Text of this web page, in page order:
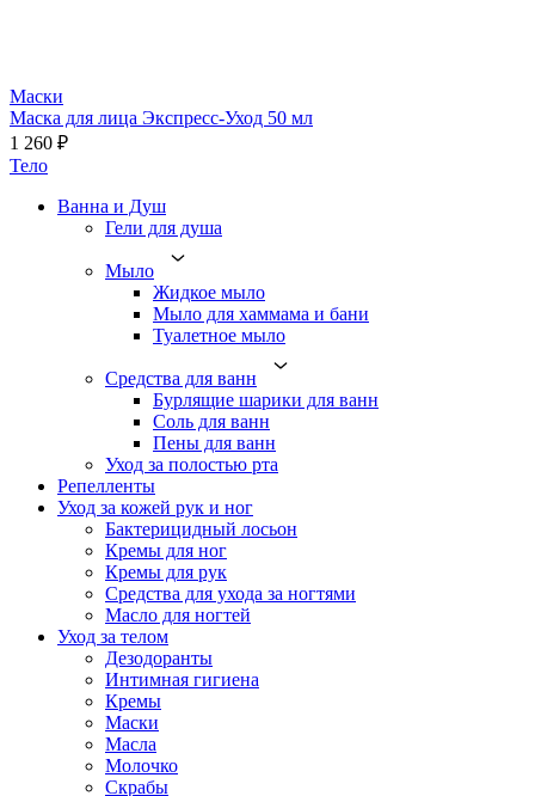
Маски
Маска для лица Экспресс-Уход 50 мл
1 260 ₽
Тело
Ванна и Душ
Гели для душа
Мыло
Жидкое мыло
Мыло для хаммама и бани
Туалетное мыло
Средства для ванн
Бурлящие шарики для ванн
Соль для ванн
Пены для ванн
Уход за полостью рта
Репелленты
Уход за кожей рук и ног
Бактерицидный лосьон
Кремы для ног
Кремы для рук
Средства для ухода за ногтями
Масло для ногтей
Уход за телом
Дезодоранты
Интимная гигиена
Кремы
Маски
Масла
Молочко
Скрабы